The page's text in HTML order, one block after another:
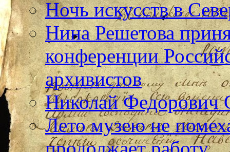
Ночь искусств в
Нина Решетова
конференции
архивистов
Николай Федорович
Лето музею не